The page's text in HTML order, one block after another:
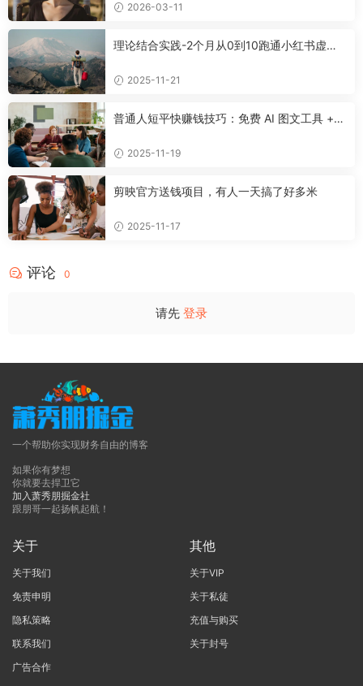
2026-03-11
理论结合实践-2个月从0到10跑通小红书虚拟
2025-11-21
普通人短平快赚钱技巧：免费 AI 图文工具 +
2025-11-19
剪映官方送钱项目，有人一天搞了好多米
2025-11-17
评论 0
请先 登录
一个帮助你实现财务自由的博客
如果你有梦想
你就要去捍卫它
加入萧秀朋掘金社
跟朋哥一起扬帆起航！
关于
关于我们
免责申明
隐私策略
联系我们
广告合作
其他
关于VIP
关于私徒
充值与购买
关于封号